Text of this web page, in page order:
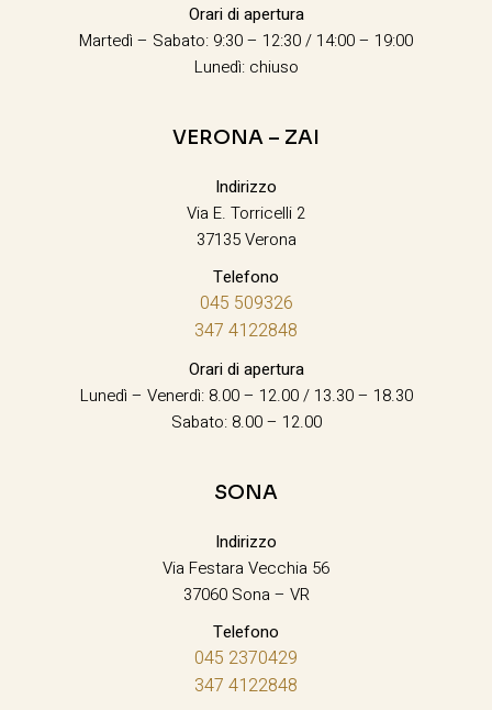
Orari di apertura
Martedì – Sabato: 9:30 – 12:30 / 14:00 – 19:00
Lunedì: chiuso
VERONA – ZAI
Indirizzo
Via E. Torricelli 2
37135 Verona
Telefono
045 509326
347 4122848
Orari di apertura
Lunedì – Venerdì: 8.00 – 12.00 / 13.30 – 18.30
Sabato: 8.00 – 12.00
SONA
Indirizzo
Via Festara Vecchia 56
37060 Sona – VR
Telefono
045 2370429
347 4122848